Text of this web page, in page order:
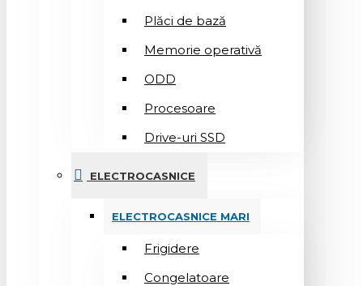
Plăci de bază
Memorie operativă
ODD
Procesoare
Drive-uri SSD
ELECTROCASNICE
ELECTROCASNICE MARI
Frigidere
Congelatoare